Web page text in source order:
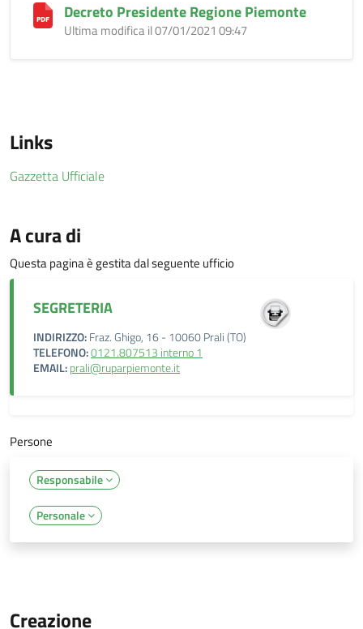
Decreto Presidente Regione Piemonte
Ultima modifica il 07/01/2021 09:47
Links
Gazzetta Ufficiale
A cura di
Questa pagina è gestita dal seguente ufficio
SEGRETERIA
INDIRIZZO:Fraz. Ghigo, 16 - 10060 Prali (TO)
TELEFONO:0121.807513 interno 1
EMAIL:prali@ruparpiemonte.it
Persone
Responsabile
Personale
Creazione